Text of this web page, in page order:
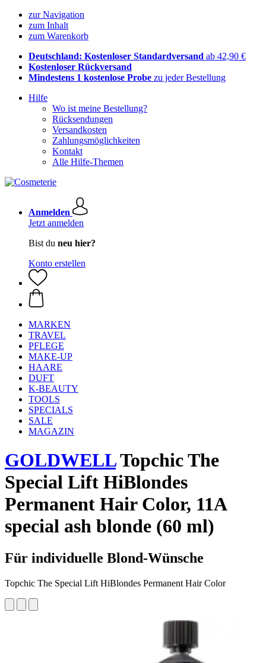
zur Navigation
zum Inhalt
zum Warenkorb
Deutschland: Kostenloser Standardversand ab 42,90 €
Kostenloser Rückversand
Mindestens 1 kostenlose Probe zu jeder Bestellung
Hilfe
Wo ist meine Bestellung?
Rücksendungen
Versandkosten
Zahlungsmöglichkeiten
Kontakt
Alle Hilfe-Themen
Anmelden
Jetzt anmelden
Bist du neu hier?
Konto erstellen
MARKEN
TRAVEL
PFLEGE
MAKE-UP
HAARE
DUFT
K-BEAUTY
TOOLS
SPECIALS
SALE
MAGAZIN
GOLDWELLTopchic The
Special Lift HiBlondes
Permanent Hair Color, 11A
special ash blonde (60 ml)
Für individuelle Blond-Wünsche
Topchic The Special Lift HiBlondes Permanent Hair Color